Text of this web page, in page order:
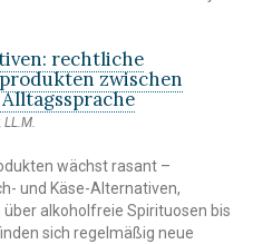
rechtliche
zwischen
LL.M.
wächst rasant –
und Käse-Alternativen,
alkoholfreie Spirituosen bis
sich regelmäßig neue